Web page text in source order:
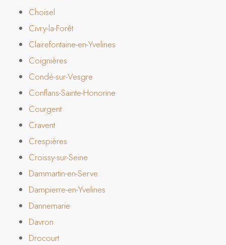
Choisel
Civry-la-Forêt
Clairefontaine-en-Yvelines
Coignières
Condé-sur-Vesgre
Conflans-Sainte-Honorine
Courgent
Cravent
Crespières
Croissy-sur-Seine
Dammartin-en-Serve
Dampierre-en-Yvelines
Dannemarie
Davron
Drocourt